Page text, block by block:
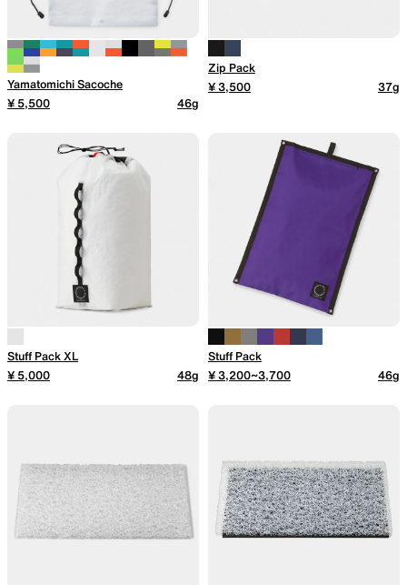
Yamatomichi Sacoche
¥ 5,500
46g
Zip Pack
¥ 3,500
37g
Stuff Pack XL
¥ 5,000
48g
Stuff Pack
¥ 3,200~3,700
46g